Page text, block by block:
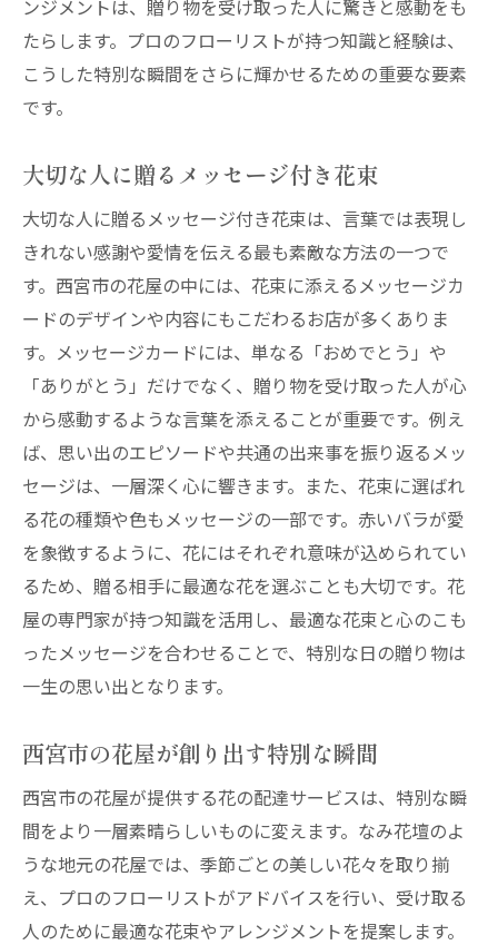
ンジメントは、贈り物を受け取った人に驚きと感動をも
たらします。プロのフローリストが持つ知識と経験は、
こうした特別な瞬間をさらに輝かせるための重要な要素
です。
大切な人に贈るメッセージ付き花束
大切な人に贈るメッセージ付き花束は、言葉では表現し
きれない感謝や愛情を伝える最も素敵な方法の一つで
す。西宮市の花屋の中には、花束に添えるメッセージカ
ードのデザインや内容にもこだわるお店が多くありま
す。メッセージカードには、単なる「おめでとう」や
「ありがとう」だけでなく、贈り物を受け取った人が心
から感動するような言葉を添えることが重要です。例え
ば、思い出のエピソードや共通の出来事を振り返るメッ
セージは、一層深く心に響きます。また、花束に選ばれ
る花の種類や色もメッセージの一部です。赤いバラが愛
を象徴するように、花にはそれぞれ意味が込められてい
るため、贈る相手に最適な花を選ぶことも大切です。花
屋の専門家が持つ知識を活用し、最適な花束と心のこも
ったメッセージを合わせることで、特別な日の贈り物は
一生の思い出となります。
西宮市の花屋が創り出す特別な瞬間
西宮市の花屋が提供する花の配達サービスは、特別な瞬
間をより一層素晴らしいものに変えます。なみ花壇のよ
うな地元の花屋では、季節ごとの美しい花々を取り揃
え、プロのフローリストがアドバイスを行い、受け取る
人のために最適な花束やアレンジメントを提案します。